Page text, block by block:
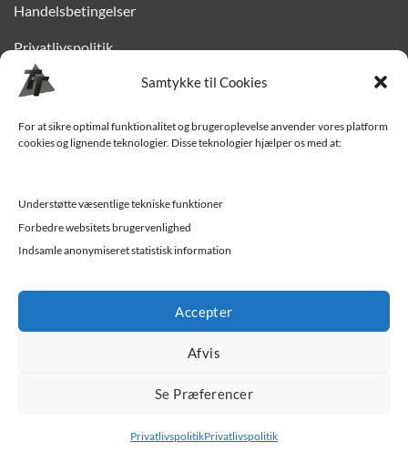
Samtykke til Cookies
For at sikre optimal funktionalitet og brugeroplevelse anvender vores platform
cookies og lignende teknologier. Disse teknologier hjælper os med at:
Understøtte væsentlige tekniske funktioner
Forbedre websitets brugervenlighed
Indsamle anonymiseret statistisk information
Accepter
Afvis
Se Præferencer
PrivatlivspolitikPrivatlivspolitik
Handelsbetingelser
Privatlivspolitik
Finansiering
Levering til Sjælland
Værksted
Trekantens Trailercenter - Vejle | Kolding | Horsens | Fredericia |